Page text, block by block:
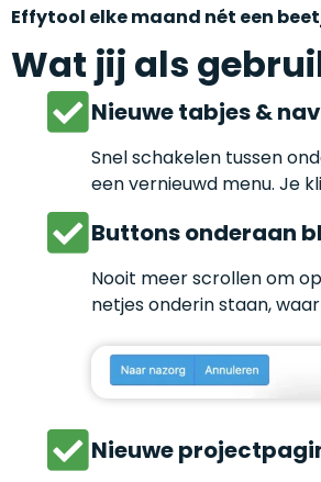
Effytool elke maand nét een
Wat jij als
Nieuwe tabjes &
Snel schakelen tussen
een vernieuwd menu. Je
Buttons onderaan
Nooit meer scrollen om
netjes onderin staan,
Nieuwe